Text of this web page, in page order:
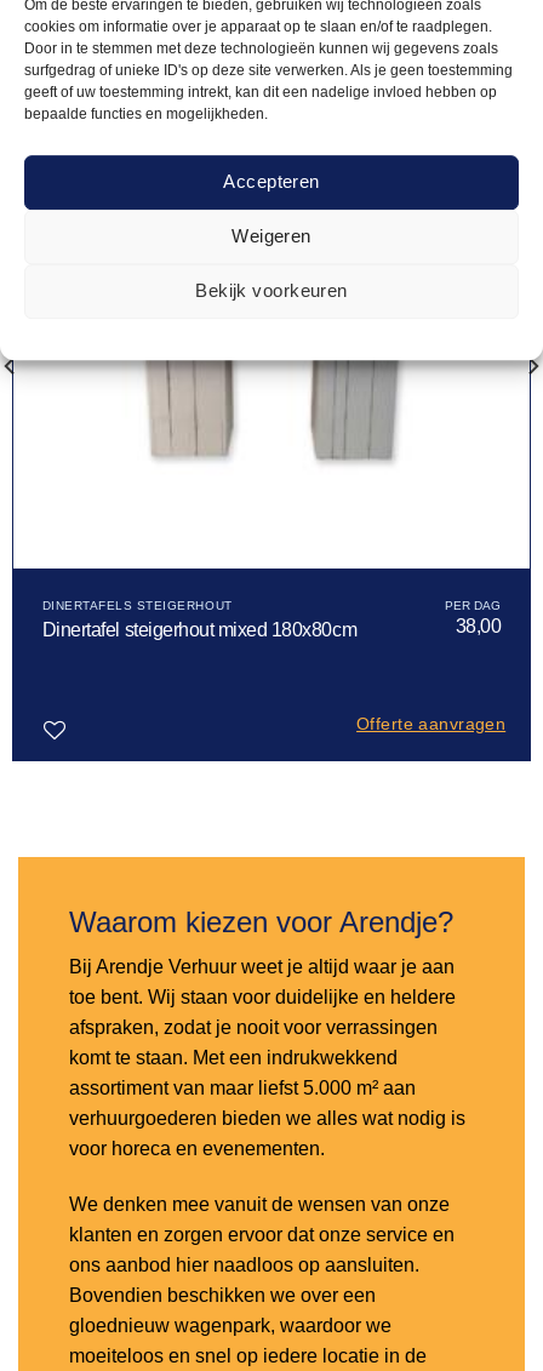
Om de beste ervaringen te bieden, gebruiken wij technologieën zoals
cookies om informatie over je apparaat op te slaan en/of te raadplegen.
Door in te stemmen met deze technologieën kunnen wij gegevens zoals
surfgedrag of unieke ID's op deze site verwerken. Als je geen toestemming
geeft of uw toestemming intrekt, kan dit een nadelige invloed hebben op
bepaalde functies en mogelijkheden.
Accepteren
Weigeren
Bekijk voorkeuren
DINERTAFELS STEIGERHOUT
Dinertafel steigerhout mixed 180x80cm 38,00
Offerte aanvragen
Waarom kiezen voor Arendje?
Bij Arendje Verhuur weet je altijd waar je aan
toe bent. Wij staan voor duidelijke en heldere
afspraken, zodat je nooit voor verrassingen
komt te staan. Met een indrukwekkend
assortiment van maar liefst 5.000 m² aan
verhuurgoederen bieden we alles wat nodig is
voor horeca en evenementen.
We denken mee vanuit de wensen van onze
klanten en zorgen ervoor dat onze service en
ons aanbod hier naadloos op aansluiten.
Bovendien beschikken we over een
gloednieuw wagenpark, waardoor we
moeiteloos en snel op iedere locatie in de